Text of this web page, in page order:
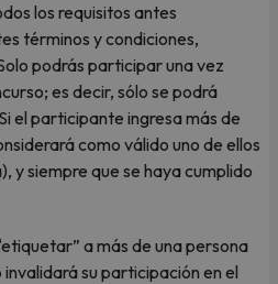
los requisitos antes
términos y condiciones,
podrás participar una vez
es decir, sólo se podrá
el participante ingresa más de
como válido uno de ellos
y siempre que se haya cumplido
a más de una persona
invalidará su participación en el